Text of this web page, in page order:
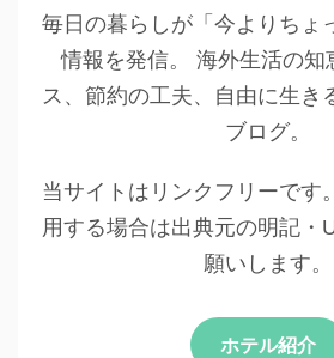
毎日の暮らしが「今よりちょ
情報を発信。 海外生活の知
ス、節約の工夫、自由に生き
ブログ。
当サイトはリンクフリーです
用する場合は出典元の明記・
願いします。
ホテル紹介